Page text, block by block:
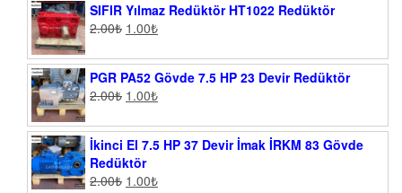
SIFIR Yılmaz Redüktör HT1022 Redüktör
2.00₺ 1.00₺
PGR PA52 Gövde 7.5 HP 23 Devir Redüktör
2.00₺ 1.00₺
İkinci El 7.5 HP 37 Devir İmak İRKM 83 Gövde
Redüktör
2.00₺ 1.00₺